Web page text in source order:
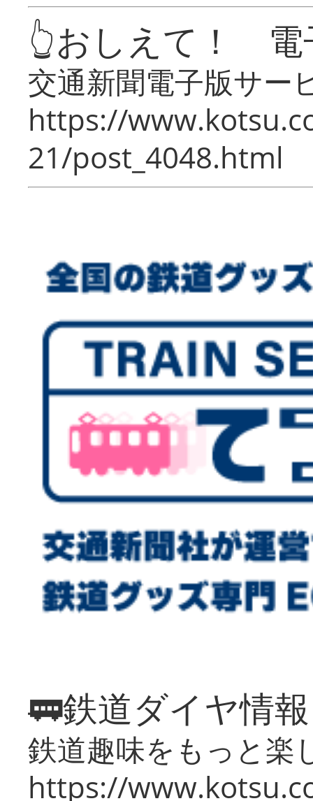
👆おしえて！ 電
交通新聞電子版サー
https://
21/post_4048.html
🚃鉄道ダイヤ情
鉄道趣味をもっと楽
https://